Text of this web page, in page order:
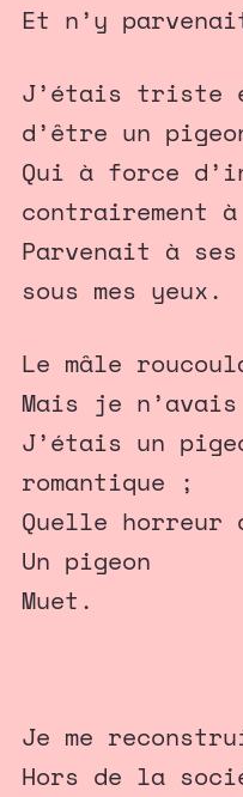
Et n’y
J’étais triste
d’être un
Qui à force
contrairement
Parvenait à
sous mes yeux.
Le mâle
Mais je
J’étais un
romantique ;
Quelle horreur
Un pigeon
Muet.
Je me
Hors de la